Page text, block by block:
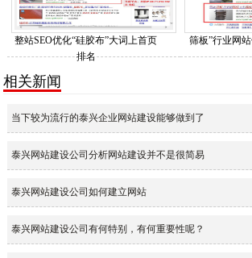
整站SEO优化“硅胶布”大词上首页
排名
筛板”行业网
相关新闻
当下较为流行的泰兴企业网站建设能够做到了
泰兴网站建设公司分析网站建设并不是很简易
泰兴网站建设公司如何建立网站
泰兴网站建设公司有何特别，有何重要性呢？